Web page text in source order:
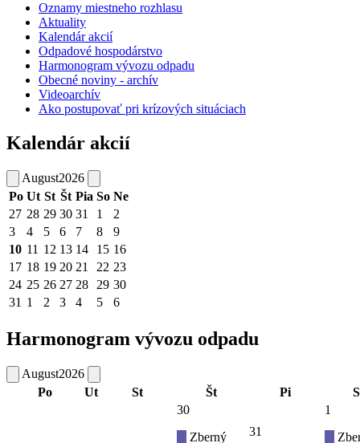
Oznamy miestneho rozhlasu
Aktuality
Kalendár akcií
Odpadové hospodárstvo
Harmonogram vývozu odpadu
Obecné noviny - archív
Videoarchív
Ako postupovať pri krízových situáciach
Kalendár akcií
August2026
Po Ut St Št Pia So Ne
27 28 29 30 31 1
2
3
4 5 6 7 8
9
10 11 12 13 14 15 16
17 18 19 20 21 22 23
24 25 26 27 28 29 30
31 1 2 3 4 5 6
Harmonogram vývozu odpadu
August2026
Po
Ut St Št Pi
30
Zberný
31
1